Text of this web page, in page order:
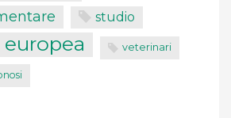
studio
veterinari